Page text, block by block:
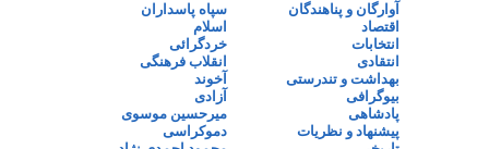
آوارگان و پناهندگان
اقتصاد
انتخابات
انتقادی
بهداشت و تندرستی
بیوگرافی
پادشاهی
پیشنهاد و نظریات
سپاه پاسداران
اسلام
خردگرائی
انقلاب فرهنگی
آخوند
آزادی
میرحسین موسوی
دموکراسی